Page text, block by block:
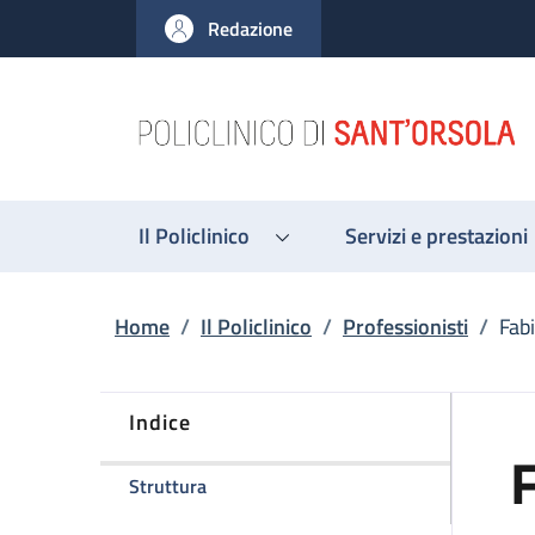
al contenuto principale
to footer content
Redazione
Il Policlinico Servizi e prestazioni
Briciole di pane
Home / Il Policlinico / Professionisti /
Indice
Strutturadella pagina Fabio Laurenti